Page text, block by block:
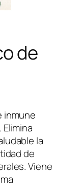
de
inmune
la
de
Viene